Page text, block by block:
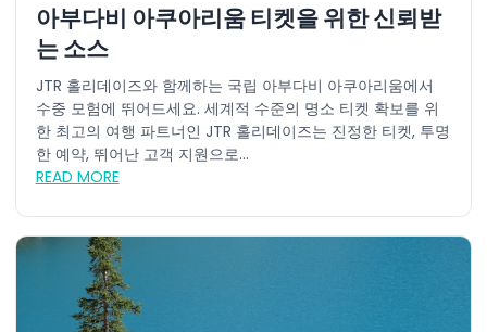
아부다비 아쿠아리움 티켓을 위한 신뢰받
는 소스
JTR 홀리데이즈와 함께하는 국립 아부다비 아쿠아리움에서
수중 모험에 뛰어드세요. 세계적 수준의 명소 티켓 확보를 위
한 최고의 여행 파트너인 JTR 홀리데이즈는 진정한 티켓, 투명
한 예약, 뛰어난 고객 지원으로...
READ MORE